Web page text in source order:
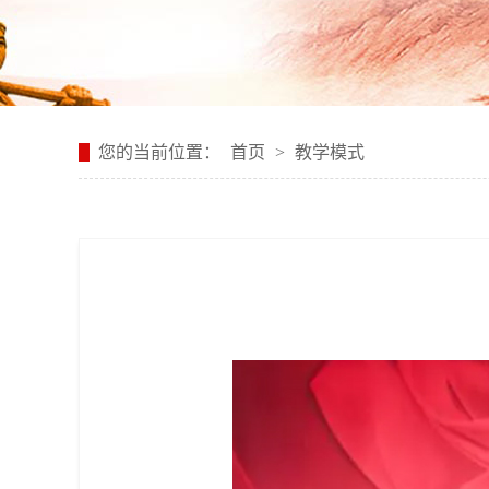
您的当前位置： 首页 > 教学模式